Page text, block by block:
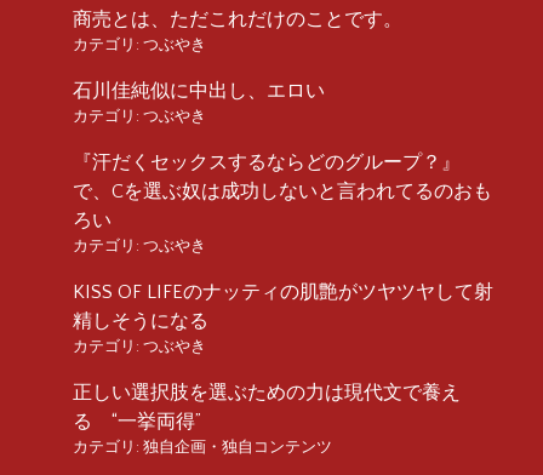
商売とは、ただこれだけのことです。
カテゴリ: つぶやき
石川佳純似に中出し、エロい
カテゴリ: つぶやき
『汗だくセックスするならどのグループ？』
で、Cを選ぶ奴は成功しないと言われてるのおも
ろい
カテゴリ: つぶやき
KISS OF LIFEのナッティの肌艶がツヤツヤして射
精しそうになる
カテゴリ: つぶやき
正しい選択肢を選ぶための力は現代文で養え
る “一挙両得”
カテゴリ: 独自企画・独自コンテンツ